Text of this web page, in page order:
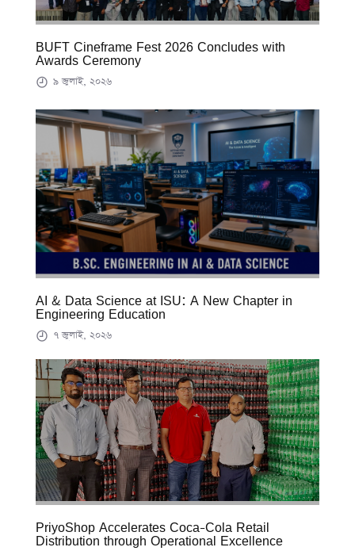
BUFT Cineframe Fest 2026 Concludes with
Awards Ceremony
৯ জুলাই, ২০২৬
AI & Data Science at ISU: A New Chapter in
Engineering Education
৭ জুলাই, ২০২৬
PriyoShop Accelerates Coca-Cola Retail
Distribution through Operational Excellence